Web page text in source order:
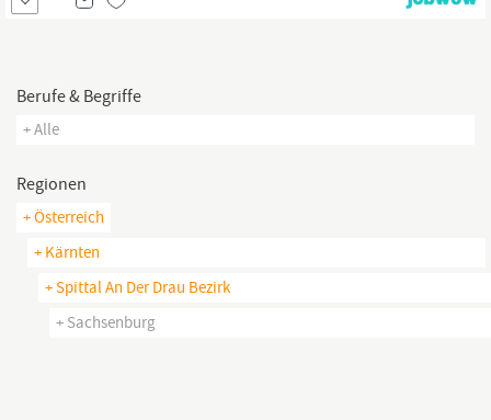
Berufe & Begriffe
+ Alle
Regionen
+ Österreich
+ Kärnten
+ Spittal An Der Drau Bezirk
+ Sachsenburg